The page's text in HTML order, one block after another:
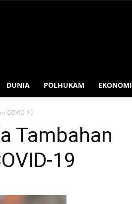
DUNIA POLHUKAM EKONOMI
COVID-19
Tambahan
19